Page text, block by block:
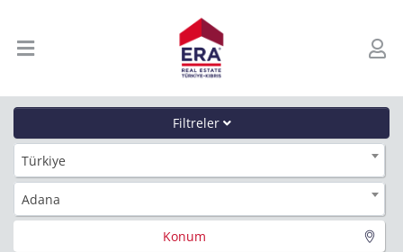
Filtreler
Türkiye
Adana
Konum